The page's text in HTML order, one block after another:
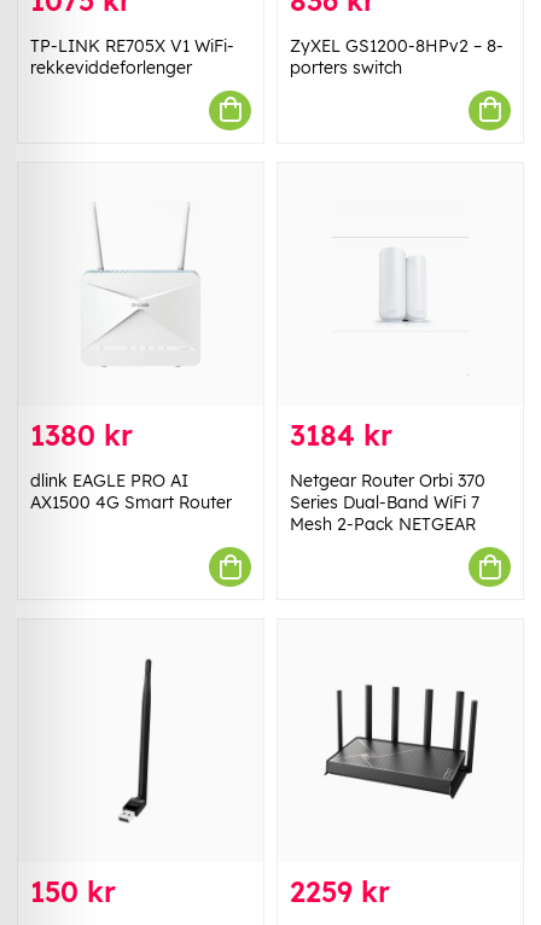
TP-LINK RE705X V1 WiFi-
rekkeviddeforlenger
ZyXEL GS1200-8HPv2 – 8-
porters switch
1380 kr
dlink EAGLE PRO AI
AX1500 4G Smart Router
3184 kr
Netgear Router Orbi 370
Series Dual-Band WiFi 7
Mesh 2-Pack NETGEAR
150 kr 2259 kr